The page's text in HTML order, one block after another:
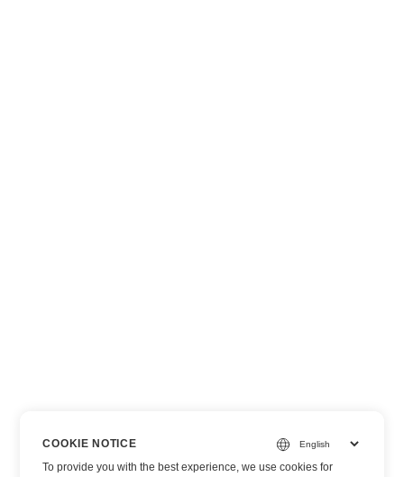
COOKIE NOTICE
To provide you with the best experience, we use cookies for